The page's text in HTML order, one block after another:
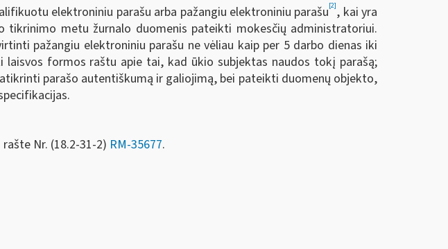
elektroniniu parašu arba pažangiu elektroniniu parašu[2], kai yra
tikrinimo metu žurnalo duomenis pateikti mokesčių administratoriui.
pažangiu elektroniniu parašu ne vėliau kaip per 5 darbo dienas iki
formos raštu apie tai, kad ūkio subjektas naudos tokį parašą;
parašo autentiškumą ir galiojimą, bei pateikti duomenų objekto,
Nr. (18.2-31-2) RM-35677.